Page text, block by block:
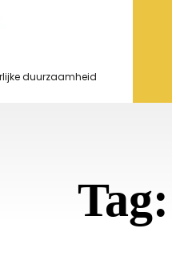
duurzaamheid
Tag: